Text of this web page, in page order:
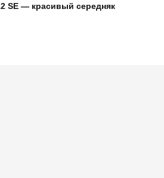
SE — красивый середняк